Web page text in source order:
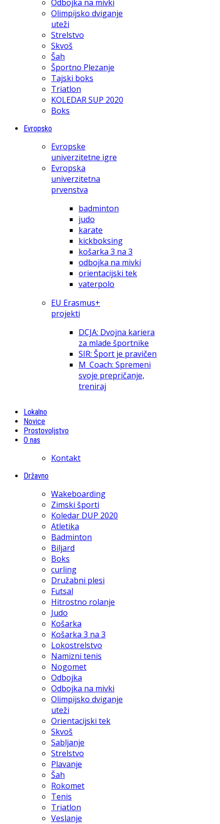
Odbojka na mivki
Olimpijsko dviganje
uteži
Strelstvo
Skvoš
Šah
Športno Plezanje
Tajski boks
Triatlon
KOLEDAR SUP 2020
Boks
Evropsko
Evropske
univerzitetne igre
Evropska
univerzitetna
prvenstva
badminton
judo
karate
kickboksing
košarka 3 na 3
odbojka na mivki
orientacijski tek
vaterpolo
EU Erasmus+
projekti
DCJA: Dvojna kariera
za mlade športnike
SIR: Šport je pravičen
M_Coach: Spremeni
svoje prepričanje,
treniraj
Lokalno
Novice
Prostovoljstvo
O nas
Kontakt
Državno
Wakeboarding
Zimski športi
Koledar DUP 2020
Atletika
Badminton
Biljard
Boks
curling
Družabni plesi
Futsal
Hitrostno rolanje
Judo
Košarka
Košarka 3 na 3
Lokostrelstvo
Namizni tenis
Nogomet
Odbojka
Odbojka na mivki
Olimpijsko dviganje
uteži
Orientacijski tek
Skvoš
Sabljanje
Strelstvo
Plavanje
Šah
Rokomet
Tenis
Triatlon
Veslanje